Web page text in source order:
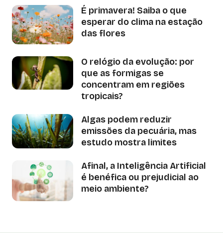
É primavera! Saiba o que
esperar do clima na estação
das flores
O relógio da evolução: por
que as formigas se
concentram em regiões
tropicais?
Algas podem reduzir
emissões da pecuária, mas
estudo mostra limites
Afinal, a Inteligência Artificial
é benéfica ou prejudicial ao
meio ambiente?